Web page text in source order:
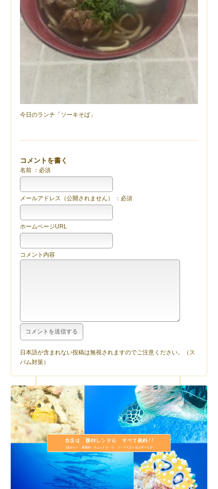
今日のランチ「ソーキそば」
コメントを書く
名前 ：必須
メールアドレス（公開されません） ：必須
ホームページURL
コメント内容
日本語が含まれない投稿は無視されますのでご注意ください。（ス
パム対策）